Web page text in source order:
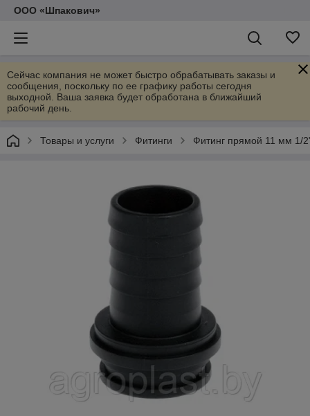
ООО «Шпакович»
Сейчас компания не может быстро обрабатывать заказы и
сообщения, поскольку по ее графику работы сегодня
выходной. Ваша заявка будет обработана в ближайший
рабочий день.
Товары и услуги Фитинги Фитинг прямой 11 мм 1/